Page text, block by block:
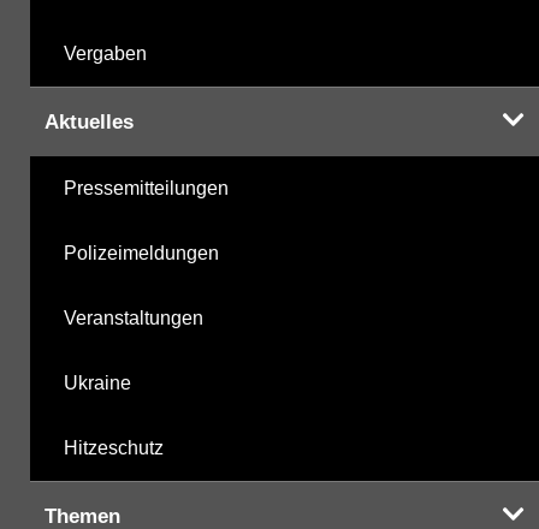
Vergaben
Aktuelles
Pressemitteilungen
Polizeimeldungen
Veranstaltungen
Ukraine
Hitzeschutz
Themen